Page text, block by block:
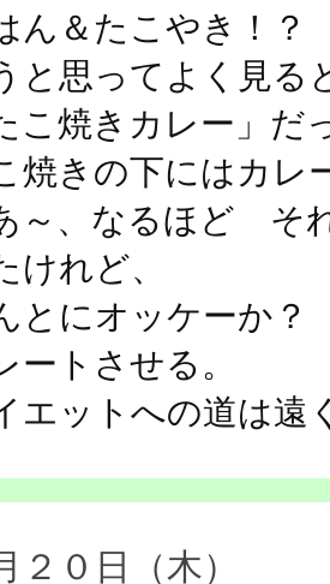
ん＆たこやき！
と思ってよく見る
こ焼きカレー」だ
焼きの下にはカレ
～、なるほど そ
けれど、
とにオッケーか
ートさせる。
エットへの道は遠
２０日（木）